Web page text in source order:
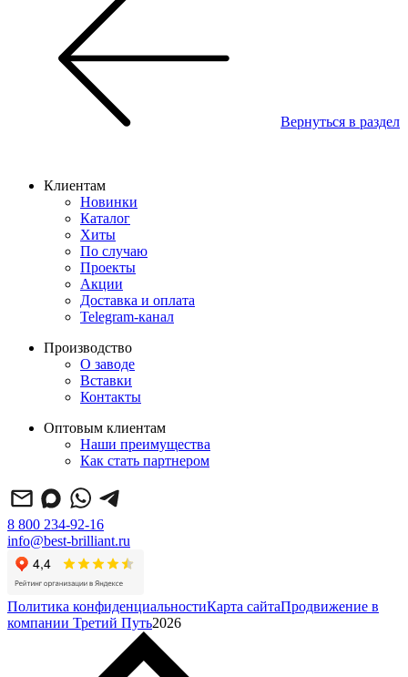
Вернуться в раздел
Клиентам
Новинки
Каталог
Хиты
По случаю
Проекты
Акции
Доставка и оплата
Telegram-канал
Производство
О заводе
Вставки
Контакты
Оптовым клиентам
Наши преимущества
Как стать партнером
8 800 234-92-16
info@best-brilliant.ru
Политика конфиденциальностиКарта сайтаПродвижение в
компании Третий Путь2026